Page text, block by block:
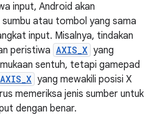
input, Android akan
sumbu atau tombol yang sama
input. Misalnya, tindakan
peristiwa AXIS_X yang
sentuh, tetapi gamepad
AXIS_X yang mewakili posisi X
memeriksa jenis sumber untuk
dengan benar.